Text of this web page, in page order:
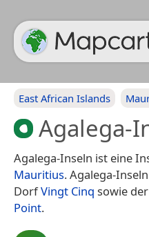
East African Islands
Agalega-
Agalega-Inseln ist eine
Mauritius. Agalega-
DorfVingt Cinq sowie
Point.